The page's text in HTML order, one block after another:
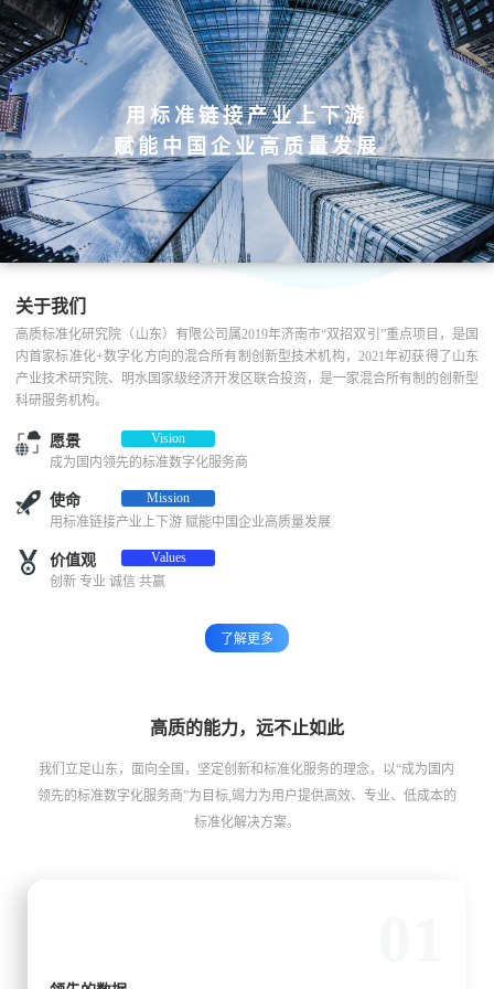
用标准链接产业上下游
赋能中国企业高质量发展
关于我们
高质标准化研究院（山东）有限公司属2019年济南市“双招双引”重点项目，是国
内首家标准化+数字化方向的混合所有制创新型技术机构，2021年初获得了山东
产业技术研究院、明水国家级经济开发区联合投资，是一家混合所有制的创新型
科研服务机构。
愿景
Vision
成为国内领先的标准数字化服务商
使命
Mission
用标准链接产业上下游 赋能中国企业高质量发展
价值观
Values
创新 专业 诚信 共赢
了解更多
高质的能力，远不止如此
我们立足山东，面向全国，坚定创新和标准化服务的理念，以“成为国内
领先的标准数字化服务商”为目标,竭力为用户提供高效、专业、低成本的
标准化解决方案。